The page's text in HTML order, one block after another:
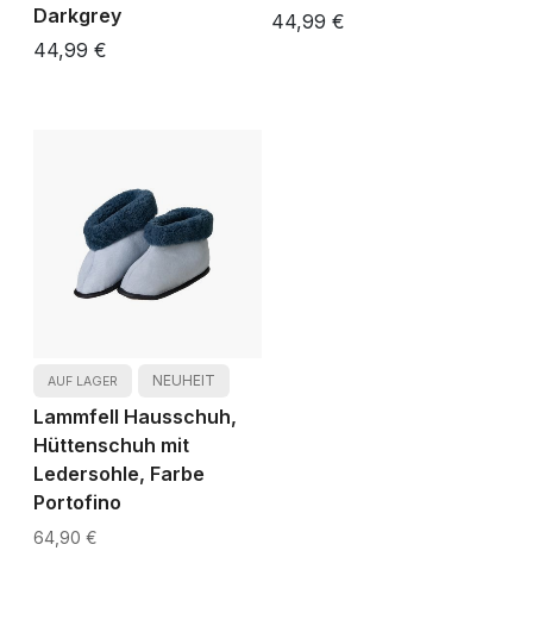
Darkgrey
44,99 €
44,99 €
AUF LAGER NEUHEIT
Lammfell Hausschuh,
Hüttenschuh mit
Ledersohle, Farbe
Portofino
64,90 €